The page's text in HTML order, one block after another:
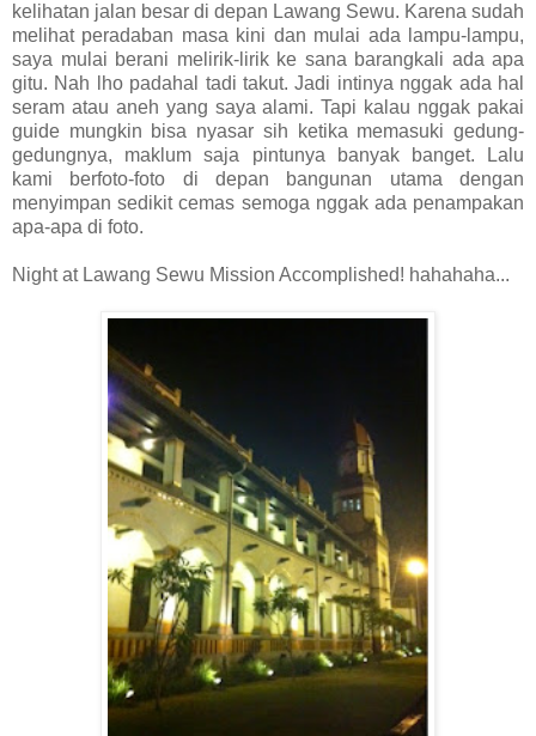
kelihatan jalan besar di depan Lawang Sewu. Karena sudah
melihat peradaban masa kini dan mulai ada lampu-lampu,
saya mulai berani melirik-lirik ke sana barangkali ada apa
gitu. Nah lho padahal tadi takut. Jadi intinya nggak ada hal
seram atau aneh yang saya alami. Tapi kalau nggak pakai
guide mungkin bisa nyasar sih ketika memasuki gedung-
gedungnya, maklum saja pintunya banyak banget. Lalu
kami berfoto-foto di depan bangunan utama dengan
menyimpan sedikit cemas semoga nggak ada penampakan
apa-apa di foto.
Night at Lawang Sewu Mission Accomplished! hahahaha...